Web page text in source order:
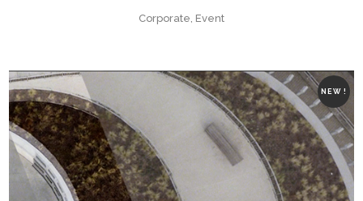
Corporate, Event
NEW !